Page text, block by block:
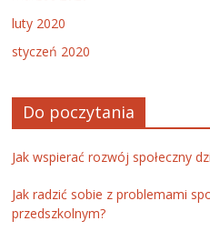
luty 2020
styczeń 2020
Do poczytania
Jak wspierać rozwój społeczny
Jak radzić sobie z problemami
przedszkolnym?